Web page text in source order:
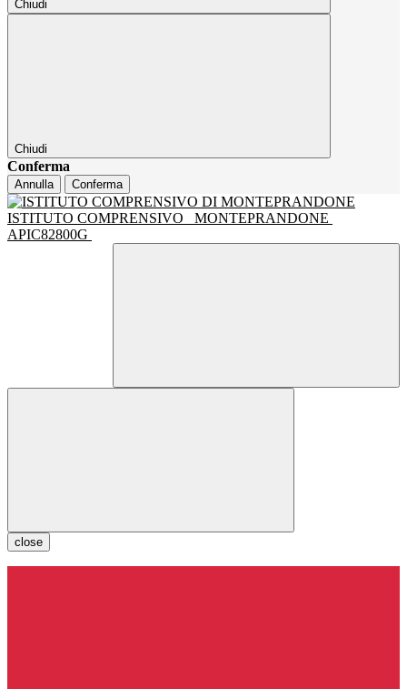
Chiudi
Chiudi
Conferma
Annulla Conferma
ISTITUTO COMPRENSIVO
MONTEPRANDONE
APIC82800G
close